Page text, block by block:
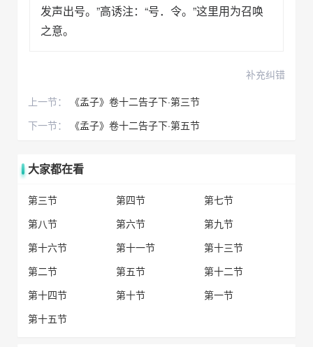
发声出号。”高诱注：“号．令。”这里用为召唤
之意。
补充纠错
上一节：
《孟子》卷十二告子下·第三节
下一节：
《孟子》卷十二告子下·第五节
大家都在看
第三节 第四节
第七节
第八节
第六节
第九节
第十六节
第十一节
第十三节
第二节
第五节
第十二节
第十四节
第十节
第一节
第十五节